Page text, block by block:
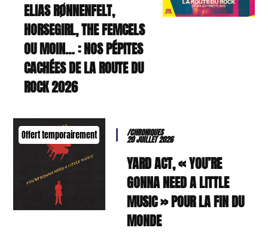
ELIAS RØNNENFELT,
HORSEGIRL, THE FEMCELS
OU MOIN… : NOS PÉPITES
CACHÉES DE LA ROUTE DU
ROCK 2026
Offert temporairement /CHRONIQUES
20 JUILLET 2026
YARD ACT, « YOU’RE
GONNA NEED A LITTLE
MUSIC » POUR LA FIN DU
MONDE